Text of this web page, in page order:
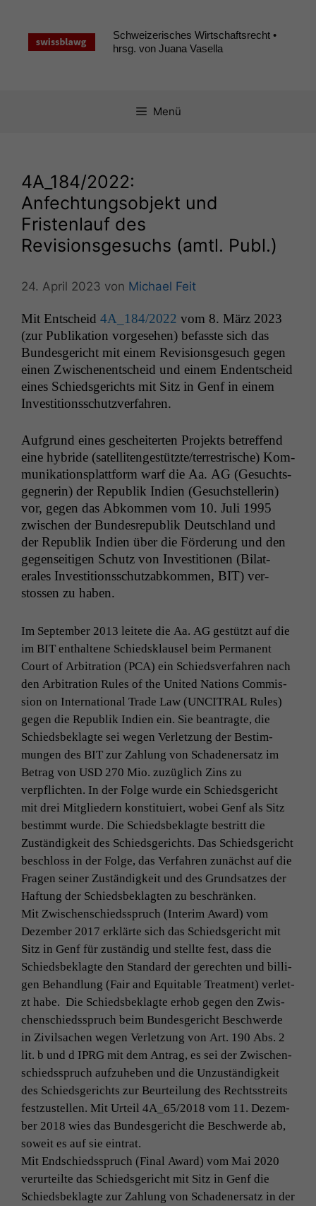
springen
Schweizerisches Wirtschaftsrecht •
hrsg. von Juana Vasella
Menü
4A_184/2022:
Anfechtungsobjekt und
Fristenlauf des
Revisionsgesuchs (amtl. Publ.)
24. April 2023 von Michael Feit
Mit Entscheid 4A_184/2022 vom 8. März 2023
(zur Pub­lika­tion vorge­se­hen) befasste sich das
Bun­des­gericht mit einem Revi­sion­s­ge­such gegen
einen Zwis­ch­enentscheid und einem Endentscheid
eines Schieds­gerichts mit Sitz in Genf in einem
Investitionsschutzverfahren.
Auf­grund eines gescheit­erten Pro­jek­ts betr­e­f­fend
eine hybride (satellitengestützte/terrestrische) Kom­
mu­nika­tion­splat­tform warf die Aa. AG (Gesuchts­
geg­ner­in) der Repub­lik Indi­en (Gesuch­stel­lerin)
vor, gegen das Abkom­men vom 10. Juli 1995
zwis­chen der Bun­desre­pub­lik Deutsch­land und
der Repub­lik Indi­en über die Förderung und den
gegen­seit­i­gen Schutz von Investi­tio­nen (Bilat­
erales Investi­tion­ss­chutz­abkom­men, BIT) ver­
stossen zu haben.
Im Sep­tem­ber 2013 leit­ete die Aa. AG gestützt auf die
im BIT enthal­tene Schied­sklausel beim Per­ma­nent
Court of Arbi­tra­tion (PCA) ein Schiedsver­fahren nach
den Arbi­tra­tion Rules of the Unit­ed Nations Com­mis­
sion on Inter­na­tion­al Trade Law (UNCITRAL Rules)
gegen die Repub­lik Indi­en ein. Sie beantragte, die
Schieds­beklagte sei wegen Ver­let­zung der Bes­tim­
mungen des BIT zur Zahlung von Schaden­er­satz im
Betrag von USD 270 Mio. zuzüglich Zins zu
verpflicht­en. In der Folge wurde ein Schieds­gericht
mit drei Mit­gliedern kon­sti­tu­iert, wobei Genf als Sitz
bes­timmt wurde. Die Schieds­beklagte bestritt die
Zuständigkeit des Schieds­gerichts. Das Schieds­gericht
beschloss in der Folge, das Ver­fahren zunächst auf die
Fra­gen sein­er Zuständigkeit und des Grund­satzes der
Haf­tung der Schieds­beklagten zu beschränken.
Mit Zwis­chen­schiedsspruch (Inter­im Award) vom
Dezem­ber 2017 erk­lärte sich das Schieds­gericht mit
Sitz in Genf für zuständig und stellte fest, dass die
Schieds­beklagte den Stan­dard der gerecht­en und bil­li­
gen Behand­lung (Fair and Equi­table Treat­ment) ver­let­
zt habe. Die Schieds­beklagte erhob gegen den Zwis­
chen­schiedsspruch beim Bun­des­gericht Beschw­erde
in Zivil­sachen wegen Ver­let­zung von Art. 190 Abs. 2
lit. b und d IPRG mit dem Antrag, es sei der Zwis­chen­
schiedsspruch aufzuheben und die Unzuständigkeit
des Schieds­gerichts zur Beurteilung des Rechtsstre­its
festzustellen. Mit Urteil 4A_65/2018 vom 11. Dezem­
ber 2018 wies das Bun­des­gericht die Beschw­erde ab,
soweit es auf sie eintrat.
Mit End­schiedsspruch (Final Award) vom Mai 2020
verurteilte das Schieds­gericht mit Sitz in Genf die
Schieds­beklagte zur Zahlung von Schaden­er­satz in der